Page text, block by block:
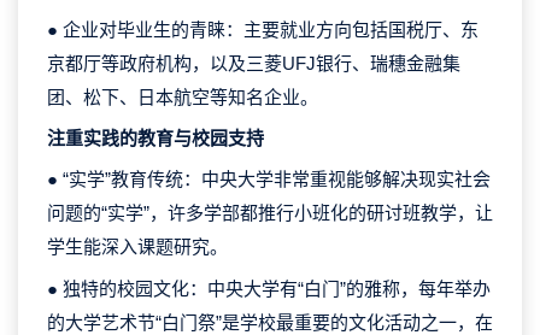
● 企业对毕业生的青睐：主要就业方向包括国税厅、东
京都厅等政府机构，以及三菱UFJ银行、瑞穗金融集
团、松下、日本航空等知名企业。
注重实践的教育与校园支持
● “实学”教育传统：中央大学非常重视能够解决现实社会
问题的“实学”，许多学部都推行小班化的研讨班教学，让
学生能深入课题研究。
● 独特的校园文化：中央大学有“白门”的雅称，每年举办
的大学艺术节“白门祭”是学校最重要的文化活动之一，在